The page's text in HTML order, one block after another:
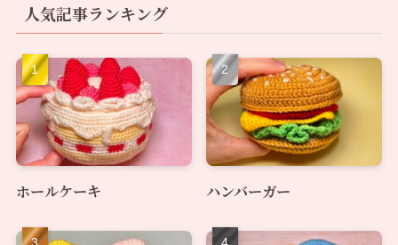
人気記事ランキング
ホールケーキ ハンバーガー